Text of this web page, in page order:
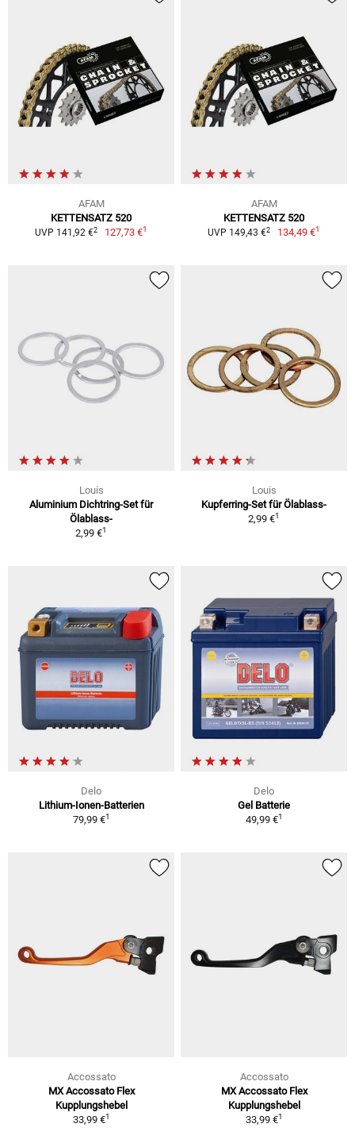
AFAM
KETTENSATZ 520
UVP 141,92 €2 127,73 €1
AFAM
KETTENSATZ 520
UVP 149,43 €2 134,49 €1
Louis
Aluminium Dichtring-Set für
Ölablass-
2,99 €1
Louis
Kupferring-Set für Ölablass-
2,99 €1
Delo
Lithium-Ionen-Batterien
79,99 €1
Delo
Gel Batterie
49,99 €1
Accossato
MX Accossato Flex
Kupplungshebel
33,99 €1
Accossato
MX Accossato Flex
Kupplungshebel
33,99 €1